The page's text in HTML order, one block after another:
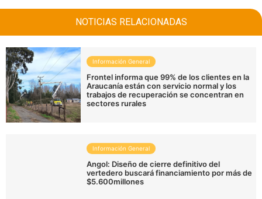
NOTICIAS RELACIONADAS
Información General
Frontel informa que 99% de los clientes en la
Araucanía están con servicio normal y los
trabajos de recuperación se concentran en
sectores rurales
Información General
Angol: Diseño de cierre definitivo del
vertedero buscará financiamiento por más de
$5.600millones